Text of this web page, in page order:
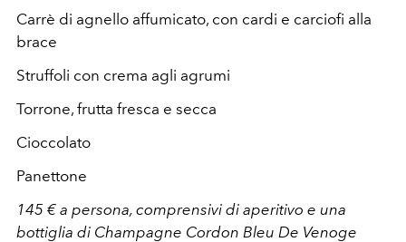
Carrè di agnello affumicato, con cardi e carciofi alla
brace
Struffoli con crema agli agrumi
Torrone, frutta fresca e secca
Cioccolato
Panettone
145 € a persona, comprensivi di aperitivo e una
bottiglia di Champagne Cordon Bleu De Venoge